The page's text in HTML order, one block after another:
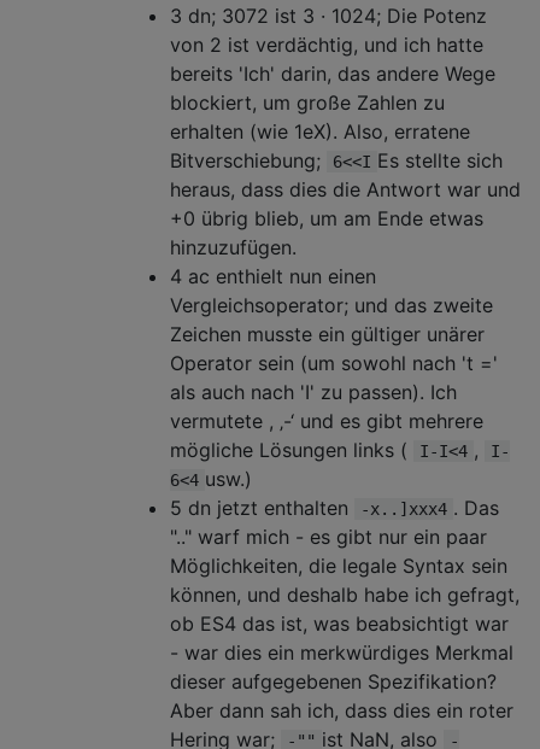
3 dn; 3072 ist 3 · 1024; Die Potenz
von 2 ist verdächtig, und ich hatte
bereits 'Ich' darin, das andere Wege
blockiert, um große Zahlen zu
erhalten (wie 1eX). Also, erratene
Bitverschiebung;
6<<I Es stellte sich
heraus, dass dies die Antwort war und
+0 übrig blieb, um am Ende etwas
hinzuzufügen.
4 ac enthielt nun einen
Vergleichsoperator; und das zweite
Zeichen musste ein gültiger unärer
Operator sein (um sowohl nach 't ='
als auch nach 'I' zu passen). Ich
vermutete , ‚-‘ und es gibt mehrere
mögliche Lösungen links (
I-I<4 ,
I-
6<4 usw.)
5 dn jetzt enthalten
-x..]xxx4 . Das
".." warf mich - es gibt nur ein paar
Möglichkeiten, die legale Syntax sein
können, und deshalb habe ich gefragt,
ob ES4 das ist, was beabsichtigt war
- war dies ein merkwürdiges Merkmal
dieser aufgegebenen Spezifikation?
Aber dann sah ich, dass dies ein roter
Hering war;
-"" ist NaN, also -